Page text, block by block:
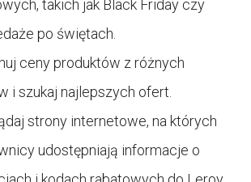
takich jak Black Friday czy
po świętach.
ceny produktów z różnych
i szukaj najlepszych ofert.
strony internetowe, na których
udostępniają informacje o